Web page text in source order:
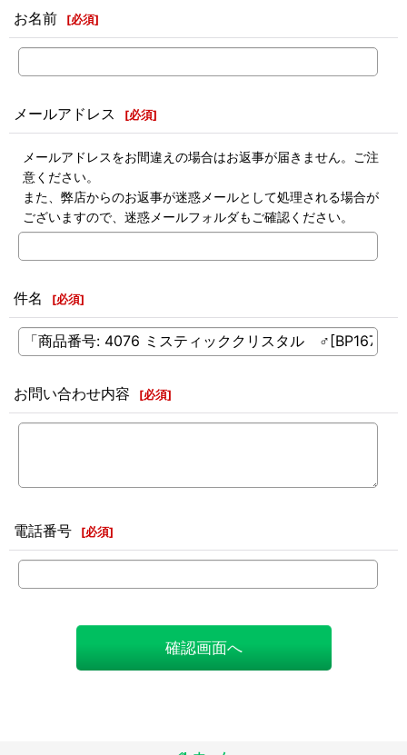
お名前 [必須]
メールアドレス [必須]
メールアドレスをお間違えの場合はお返事が届きません。ご注
意ください。
また、弊店からのお返事が迷惑メールとして処理される場合が
ございますので、迷惑メールフォルダもご確認ください。
件名 [必須]
お問い合わせ内容 [必須]
電話番号 [必須]
確認画面へ